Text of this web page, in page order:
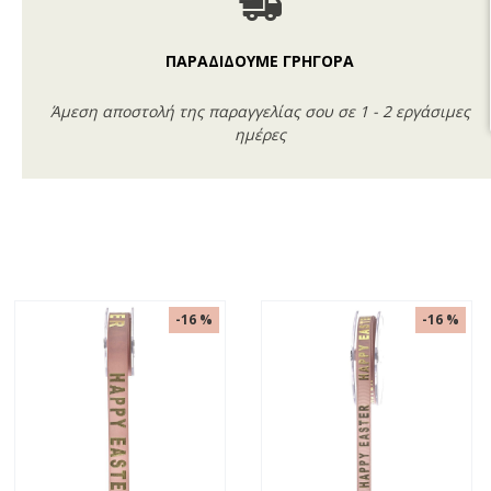
ΠΑΡΑΔΙΔΟΥΜΕ ΓΡΗΓΟΡΑ
Άμεση αποστολή της παραγγελίας σου σε 1 - 2 εργάσιμες
ημέρες
-16 % -16 %